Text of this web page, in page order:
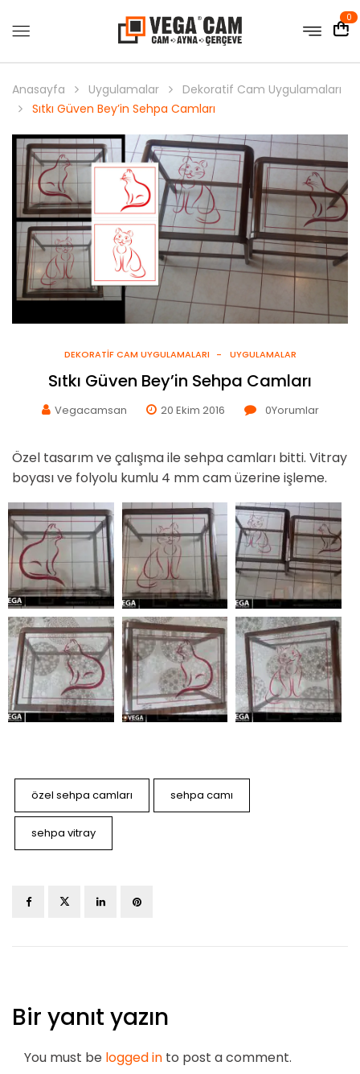
0
Anasayfa Uygulamalar
Dekoratif Cam Uygulamaları
Sıtkı Güven Bey’in Sehpa Camları
DEKORATIF CAM UYGULAMALARI UYGULAMALAR
Sıtkı Güven Bey’in Sehpa Camları
Vegacamsan 20 Ekim 2016 0Yorumlar
Özel tasarım ve çalışma ile sehpa camları bitti. Vitray
boyası ve folyolu kumlu 4 mm cam üzerine işleme.
özel sehpa camları sehpa camı
sehpa vitray
Bir yanıt yazın
You must be logged in to post a comment.